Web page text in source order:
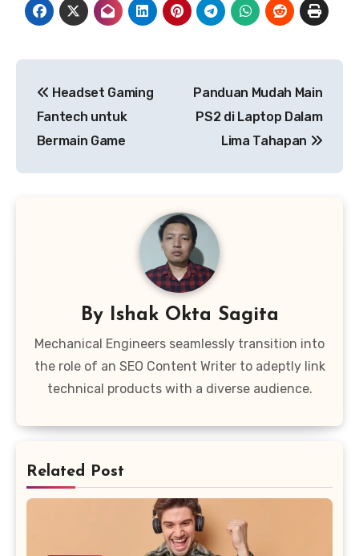
pos
Headset Gaming
Fantech untuk
Bermain Game
Panduan Mudah Main
PS2 di Laptop Dalam
Lima Tahapan
By Ishak Okta Sagita
Mechanical Engineers seamlessly transition into
the role of an SEO Content Writer to adeptly link
technical products with a diverse audience.
Related Post